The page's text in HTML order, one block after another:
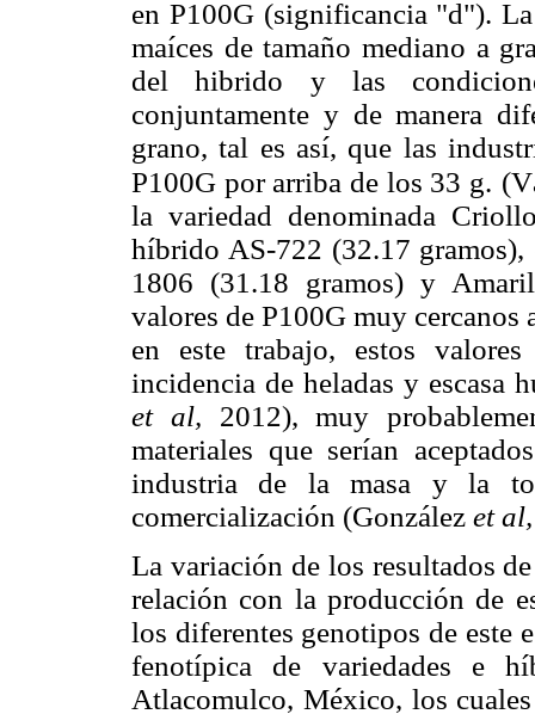
en P100G (significancia "d").
maíces de tamaño mediano a
del hibrido y las
conjuntamente y de manera
grano, tal es así, que las
P100G por arriba de los 33 g.
la variedad denominada
híbrido AS-722 (32.17
1806 (31.18 gramos) y
valores de P100G muy
en este trabajo, estos
incidencia de heladas y escasa
et al, 2012), muy
materiales que serían
industria de la masa y la
comercialización (González et al,
La variación de los resultados
relación con la producción de
los diferentes genotipos de este
fenotípica de variedades e
Atlacomulco, México, los